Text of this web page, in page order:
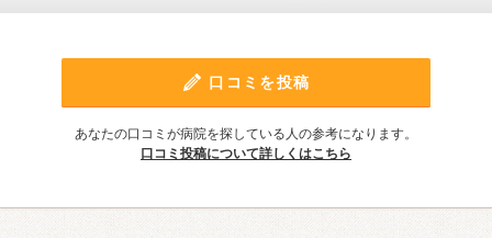
口コミを投稿
あなたの口コミが病院を探している人の参考になります。
口コミ投稿について詳しくはこちら